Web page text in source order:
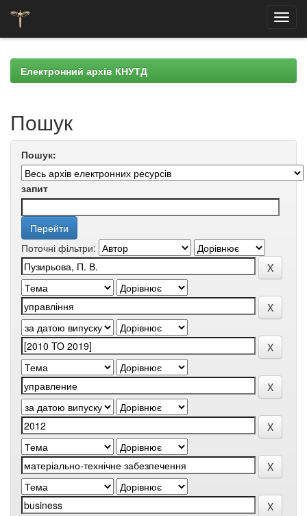
navigationЕлектронний архів КНУТД
Пошук
Пошук:
запит
Поточні фільтри: